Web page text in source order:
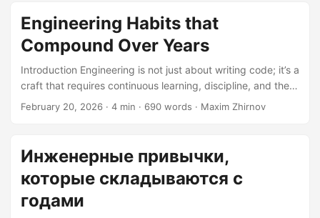
оправдывают ли они ожидания? В этой статье мы
подробно рассмотрим мир AI-помощников для
кодирования, изучим, как использовать их
разработки, избегая при этом ошибок, которые могут
замедлить работу. Что такое AI-помощники для
кодирования? AI-помощники для кодирования — это
возможностей человеческих разработчиков....
Engineering Habits that
Compound Over Years
Introduction Engineering is not just about writing code; it’s a
craft that requires continuous learning, discipline, and the
development of good habits. In this article, we’ll explore
important, how to cultivate them, and provide practical
examples and step-by-step instructions to help you
integrate them into your daily routine. The Power of
Consistency Consistency is key in developing any habit,
and engineering is no exception....
February 20, 2026 · 4 min · 690 words · Maxim Zhirnov
Инженерные привычки,
которые складываются с
годами